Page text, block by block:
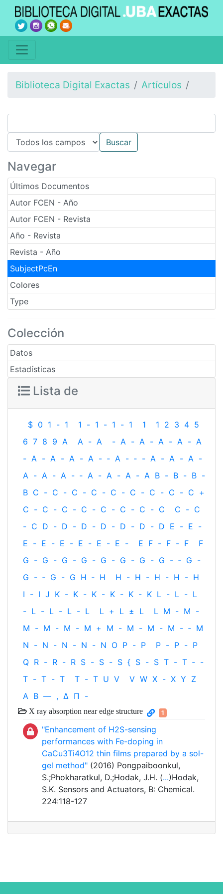
Biblioteca Digital Exactas Artículos
Navegar
Últimos Documentos
Autor FCEN - Año
Autor FCEN - Revista
Año - Revista
Revista - Año
SubjectPcEn
Colores
Type
Colección
Datos
Estadísticas
Lista de
$ 0 1 - 1 1 - 1 - 1 - 1 1 1 2 3 4 5
6 7 8 9 A A - A - A - A - A - A - A
- A - A - A - A - ‐ A - ‐ - A - A - A -
A - A - A - ‐ A - A - A - A B - B - B -
B C - C - C - C - C - C - C - C - C +
C - C - C - C - C - C - C - C C - C
- C D - D - D - D - D - D - D E - E -
E - E - E - E - E - E - E F - F - F
F
G - G - G - G - G - G - G - G - ‐ G -
G - ‐ G - G H ‐ H H - H - H - H - H
I - I J K - K - K - K - K - K L - L - L
- L - L - L - L L + L ± L L M - M -
M - M - M - M + M - M - M - M - ‐ M
N - N - N - N - N O P - P P - P - P
Q R - R - R S - S - S { S - S T - T ‐ -
T - T - T T - T U V V W X - X Y Z
Α Β — , Δ Π -
X ray absorption near edge structure 1
"Enhancement of H2S-sensing
performances with Fe-doping in
CaCu3Ti4O12 thin films prepared by a sol-
gel method" (2016) Pongpaiboonkul,
S.;Phokharatkul, D.;Hodak, J.H. (...)Hodak,
S.K. Sensors and Actuators, B: Chemical.
224:118-127